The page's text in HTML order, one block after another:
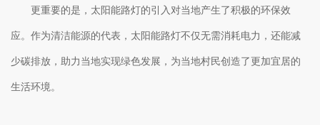
更重要的是，太阳能路灯的引入对当地产生了积极的环保效
应。作为清洁能源的代表，太阳能路灯不仅无需消耗电力，还能减
少碳排放，助力当地实现绿色发展，为当地村民创造了更加宜居的
生活环境。